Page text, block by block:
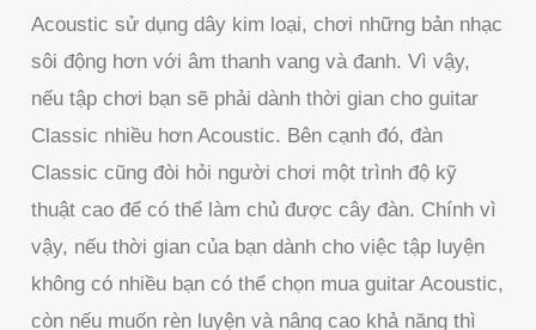
Acoustic sử dụng dây kim loại, chơi những bản nhạc
sôi động hơn với âm thanh vang và đanh. Vì vậy,
nếu tập chơi bạn sẽ phải dành thời gian cho guitar
Classic nhiều hơn Acoustic. Bên cạnh đó, đàn
Classic cũng đòi hỏi người chơi một trình độ kỹ
thuật cao để có thể làm chủ được cây đàn. Chính vì
vậy, nếu thời gian của bạn dành cho việc tập luyện
không có nhiều bạn có thể chọn mua guitar Acoustic,
còn nếu muốn rèn luyện và nâng cao khả năng thì